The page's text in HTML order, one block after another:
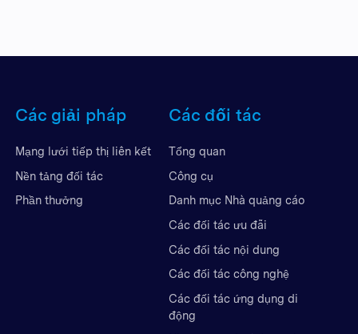
Các giải pháp
Mạng lưới tiếp thị liên kết
Nền tảng đối tác
Phần thưởng
Các đối tác
Tổng quan
Công cụ
Danh mục Nhà quảng cáo
Các đối tác ưu đãi
Các đối tác nội dung
Các đối tác công nghệ
Các đối tác ứng dụng di
động